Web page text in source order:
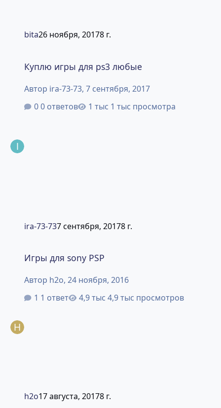
bita26 ноября, 20178 г.
Куплю игры для ps3 любые
Автор ira-73-73, 7 сентября, 2017
0 ответов
1 тыс просмотра
ira-73-737 сентября, 20178 г.
Игры для sony PSP
Автор h2o, 24 ноября, 2016
1 ответ
4,9 тыс просмотров
h2o17 августа, 20178 г.